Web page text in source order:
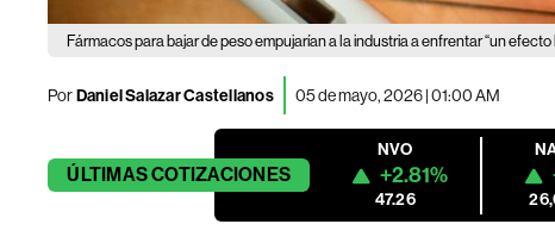
Fármacos para bajar de peso empujarían a la industria a enfrentar “un efecto
PorDaniel Salazar Castellanos 05 de mayo, 2026 | 01:00 AM
ÚLTIMASCOTIZACIONES
NVO
+2.81%
47.26